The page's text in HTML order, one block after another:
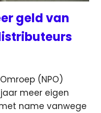
geld van
(NPO)
meer eigen
name vanwege